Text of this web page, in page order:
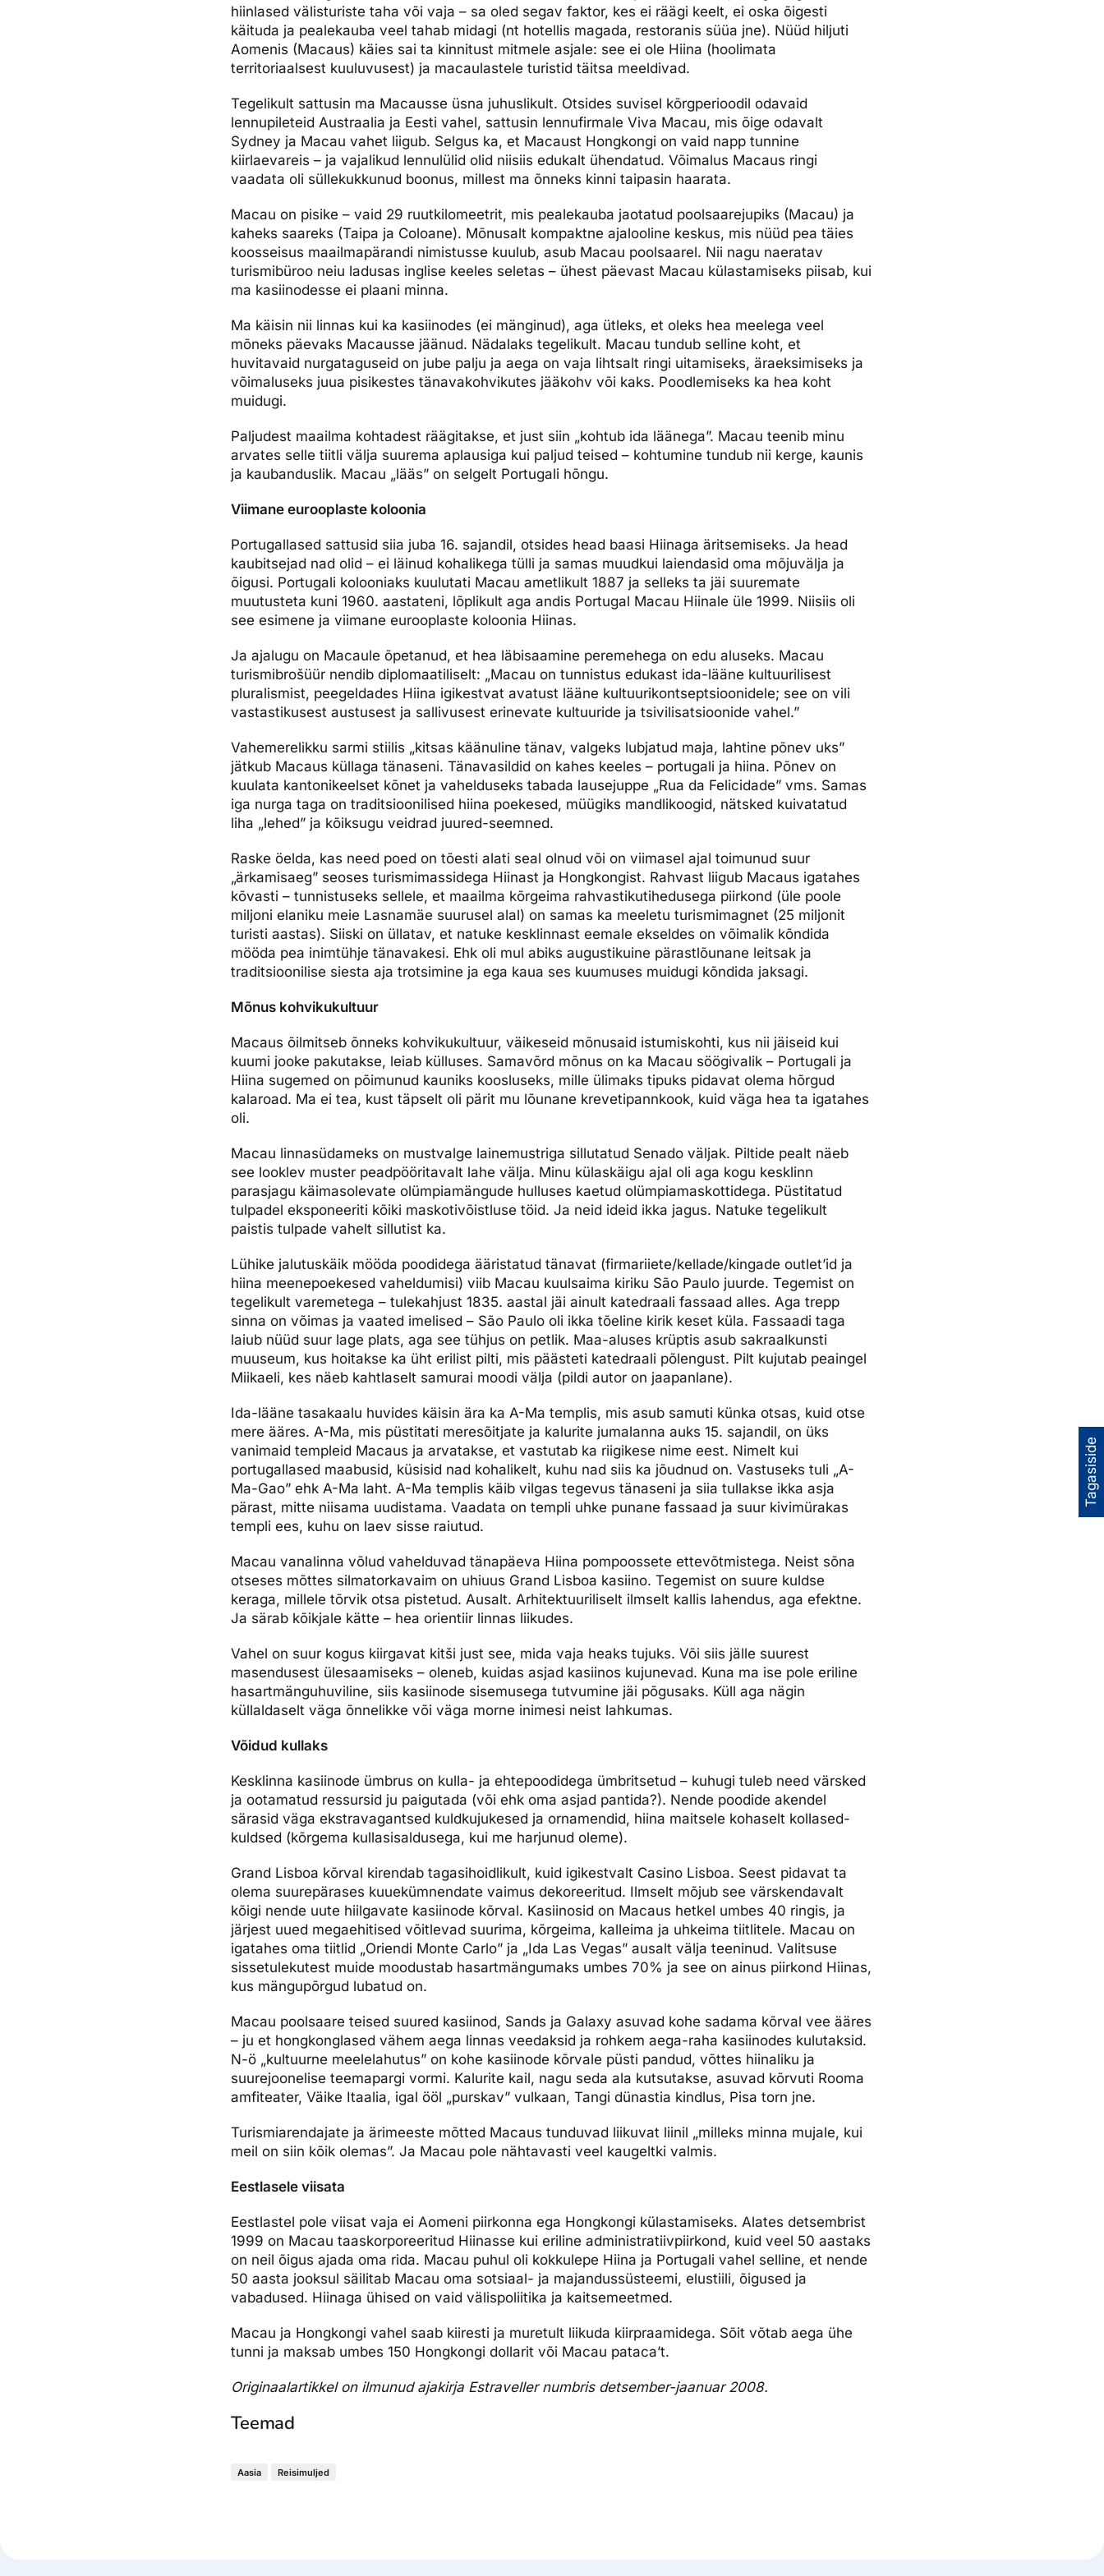
Ettevõttest, kontaktid, reisikonsultandi teenus, tule tööle, uudised...
Tagasiside
hiinlased välisturiste taha või vaja – sa oled segav faktor, kes ei räägi keelt, ei oska õigesti
käituda ja pealekauba veel tahab midagi (nt hotellis magada, restoranis süüa jne). Nüüd hiljuti
Aomenis (Macaus) käies sai ta kinnitust mitmele asjale: see ei ole Hiina (hoolimata
territoriaalsest kuuluvusest) ja macaulastele turistid täitsa meeldivad.
Tegelikult sattusin ma Macausse üsna juhuslikult. Otsides suvisel kõrgperioodil odavaid
lennupileteid Austraalia ja Eesti vahel, sattusin lennufirmale Viva Macau, mis õige odavalt
Sydney ja Macau vahet liigub. Selgus ka, et Macaust Hongkongi on vaid napp tunnine
kiirlaevareis – ja vajalikud lennulülid olid niisiis edukalt ühendatud. Võimalus Macaus ringi
vaadata oli süllekukkunud boonus, millest ma õnneks kinni taipasin haarata.
Macau on pisike – vaid 29 ruutkilomeetrit, mis pealekauba jaotatud poolsaarejupiks (Macau) ja
kaheks saareks (Taipa ja Coloane). Mõnusalt kompaktne ajalooline keskus, mis nüüd pea täies
koosseisus maailmapärandi nimistusse kuulub, asub Macau poolsaarel. Nii nagu naeratav
turismibüroo neiu ladusas inglise keeles seletas – ühest päevast Macau külastamiseks piisab, kui
ma kasiinodesse ei plaani minna.
Ma käisin nii linnas kui ka kasiinodes (ei mänginud), aga ütleks, et oleks hea meelega veel
mõneks päevaks Macausse jäänud. Nädalaks tegelikult. Macau tundub selline koht, et
huvitavaid nurgataguseid on jube palju ja aega on vaja lihtsalt ringi uitamiseks, äraeksimiseks ja
võimaluseks juua pisikestes tänavakohvikutes jääkohv või kaks. Poodlemiseks ka hea koht
muidugi.
Paljudest maailma kohtadest räägitakse, et just siin „kohtub ida läänega”. Macau teenib minu
arvates selle tiitli välja suurema aplausiga kui paljud teised – kohtumine tundub nii kerge, kaunis
ja kaubanduslik. Macau „lääs” on selgelt Portugali hõngu.
Viimane eurooplaste koloonia
Portugallased sattusid siia juba 16. sajandil, otsides head baasi Hiinaga äritsemiseks. Ja head
kaubitsejad nad olid – ei läinud kohalikega tülli ja samas muudkui laiendasid oma mõjuvälja ja
õigusi. Portugali kolooniaks kuulutati Macau ametlikult 1887 ja selleks ta jäi suuremate
muutusteta kuni 1960. aastateni, lõplikult aga andis Portugal Macau Hiinale üle 1999. Niisiis oli
see esimene ja viimane eurooplaste koloonia Hiinas.
Ja ajalugu on Macaule õpetanud, et hea läbisaamine peremehega on edu aluseks. Macau
turismibrošüür nendib diplomaatiliselt: „Macau on tunnistus edukast ida-lääne kultuurilisest
pluralismist, peegeldades Hiina igikestvat avatust lääne kultuurikontseptsioonidele; see on vili
vastastikusest austusest ja sallivusest erinevate kultuuride ja tsivilisatsioonide vahel.”
Vahemerelikku sarmi stiilis „kitsas käänuline tänav, valgeks lubjatud maja, lahtine põnev uks”
jätkub Macaus küllaga tänaseni. Tänavasildid on kahes keeles – portugali ja hiina. Põnev on
kuulata kantonikeelset kõnet ja vahelduseks tabada lausejuppe „Rua da Felicidade” vms. Samas
iga nurga taga on traditsioonilised hiina poekesed, müügiks mandlikoogid, nätsked kuivatatud
liha „lehed” ja kõiksugu veidrad juured-seemned.
Raske öelda, kas need poed on tõesti alati seal olnud või on viimasel ajal toimunud suur
„ärkamisaeg” seoses turismimassidega Hiinast ja Hongkongist. Rahvast liigub Macaus igatahes
kõvasti – tunnistuseks sellele, et maailma kõrgeima rahvastikutihedusega piirkond (üle poole
miljoni elaniku meie Lasnamäe suurusel alal) on samas ka meeletu turismimagnet (25 miljonit
turisti aastas). Siiski on üllatav, et natuke kesklinnast eemale ekseldes on võimalik kõndida
mööda pea inimtühje tänavakesi. Ehk oli mul abiks augustikuine pärastlõunane leitsak ja
traditsioonilise siesta aja trotsimine ja ega kaua ses kuumuses muidugi kõndida jaksagi.
Mõnus kohvikukultuur
Macaus õilmitseb õnneks kohvikukultuur, väikeseid mõnusaid istumiskohti, kus nii jäiseid kui
kuumi jooke pakutakse, leiab külluses. Samavõrd mõnus on ka Macau söögivalik – Portugali ja
Hiina sugemed on põimunud kauniks koosluseks, mille ülimaks tipuks pidavat olema hõrgud
kalaroad. Ma ei tea, kust täpselt oli pärit mu lõunane krevetipannkook, kuid väga hea ta igatahes
oli.
Macau linnasüdameks on mustvalge lainemustriga sillutatud Senado väljak. Piltide pealt näeb
see looklev muster peadpööritavalt lahe välja. Minu külaskäigu ajal oli aga kogu kesklinn
parasjagu käimasolevate olümpiamängude hulluses kaetud olümpiamaskottidega. Püstitatud
tulpadel eksponeeriti kõiki maskotivõistluse töid. Ja neid ideid ikka jagus. Natuke tegelikult
paistis tulpade vahelt sillutist ka.
Lühike jalutuskäik mööda poodidega ääristatud tänavat (firmariiete/kellade/kingade outlet’id ja
hiina meenepoekesed vaheldumisi) viib Macau kuulsaima kiriku São Paulo juurde. Tegemist on
tegelikult varemetega – tulekahjust 1835. aastal jäi ainult katedraali fassaad alles. Aga trepp
sinna on võimas ja vaated imelised – São Paulo oli ikka tõeline kirik keset küla. Fassaadi taga
laiub nüüd suur lage plats, aga see tühjus on petlik. Maa-aluses krüptis asub sakraalkunsti
muuseum, kus hoitakse ka üht erilist pilti, mis päästeti katedraali põlengust. Pilt kujutab peaingel
Miikaeli, kes näeb kahtlaselt samurai moodi välja (pildi autor on jaapanlane).
Ida-lääne tasakaalu huvides käisin ära ka A-Ma templis, mis asub samuti künka otsas, kuid otse
mere ääres. A-Ma, mis püstitati meresõitjate ja kalurite jumalanna auks 15. sajandil, on üks
vanimaid templeid Macaus ja arvatakse, et vastutab ka riigikese nime eest. Nimelt kui
portugallased maabusid, küsisid nad kohalikelt, kuhu nad siis ka jõudnud on. Vastuseks tuli „A-
Ma-Gao” ehk A-Ma laht. A-Ma templis käib vilgas tegevus tänaseni ja siia tullakse ikka asja
pärast, mitte niisama uudistama. Vaadata on templi uhke punane fassaad ja suur kivimürakas
templi ees, kuhu on laev sisse raiutud.
Macau vanalinna võlud vahelduvad tänapäeva Hiina pompoossete ettevõtmistega. Neist sõna
otseses mõttes silmatorkavaim on uhiuus Grand Lisboa kasiino. Tegemist on suure kuldse
keraga, millele tõrvik otsa pistetud. Ausalt. Arhitektuuriliselt ilmselt kallis lahendus, aga efektne.
Ja särab kõikjale kätte – hea orientiir linnas liikudes.
Vahel on suur kogus kiirgavat kitši just see, mida vaja heaks tujuks. Või siis jälle suurest
masendusest ülesaamiseks – oleneb, kuidas asjad kasiinos kujunevad. Kuna ma ise pole eriline
hasartmänguhuviline, siis kasiinode sisemusega tutvumine jäi põgusaks. Küll aga nägin
küllaldaselt väga õnnelikke või väga morne inimesi neist lahkumas.
Võidud kullaks
Kesklinna kasiinode ümbrus on kulla- ja ehtepoodidega ümbritsetud – kuhugi tuleb need värsked
ja ootamatud ressursid ju paigutada (või ehk oma asjad pantida?). Nende poodide akendel
särasid väga ekstravagantsed kuldkujukesed ja ornamendid, hiina maitsele kohaselt kollased-
kuldsed (kõrgema kullasisaldusega, kui me harjunud oleme).
Grand Lisboa kõrval kirendab tagasihoidlikult, kuid igikestvalt Casino Lisboa. Seest pidavat ta
olema suurepärases kuuekümnendate vaimus dekoreeritud. Ilmselt mõjub see värskendavalt
kõigi nende uute hiilgavate kasiinode kõrval. Kasiinosid on Macaus hetkel umbes 40 ringis, ja
järjest uued megaehitised võitlevad suurima, kõrgeima, kalleima ja uhkeima tiitlitele. Macau on
igatahes oma tiitlid „Oriendi Monte Carlo” ja „Ida Las Vegas” ausalt välja teeninud. Valitsuse
sissetulekutest muide moodustab hasartmängumaks umbes 70% ja see on ainus piirkond Hiinas,
kus mängupõrgud lubatud on.
Macau poolsaare teised suured kasiinod, Sands ja Galaxy asuvad kohe sadama kõrval vee ääres
– ju et hongkonglased vähem aega linnas veedaksid ja rohkem aega-raha kasiinodes kulutaksid.
N-ö „kultuurne meelelahutus” on kohe kasiinode kõrvale püsti pandud, võttes hiinaliku ja
suurejoonelise teemapargi vormi. Kalurite kail, nagu seda ala kutsutakse, asuvad kõrvuti Rooma
amfiteater, Väike Itaalia, igal ööl „purskav” vulkaan, Tangi dünastia kindlus, Pisa torn jne.
Turismiarendajate ja ärimeeste mõtted Macaus tunduvad liikuvat liinil „milleks minna mujale, kui
meil on siin kõik olemas”. Ja Macau pole nähtavasti veel kaugeltki valmis.
Eestlasele viisata
Eestlastel pole viisat vaja ei Aomeni piirkonna ega Hongkongi külastamiseks. Alates detsembrist
1999 on Macau taaskorporeeritud Hiinasse kui eriline administratiivpiirkond, kuid veel 50 aastaks
on neil õigus ajada oma rida. Macau puhul oli kokkulepe Hiina ja Portugali vahel selline, et nende
50 aasta jooksul säilitab Macau oma sotsiaal- ja majandussüsteemi, elustiili, õigused ja
vabadused. Hiinaga ühised on vaid välispoliitika ja kaitsemeetmed.
Macau ja Hongkongi vahel saab kiiresti ja muretult liikuda kiirpraamidega. Sõit võtab aega ühe
tunni ja maksab umbes 150 Hongkongi dollarit või Macau pataca’t.
Originaalartikkel on ilmunud ajakirja Estraveller numbris detsember-jaanuar 2008.
Teemad
Aasia Reisimuljed